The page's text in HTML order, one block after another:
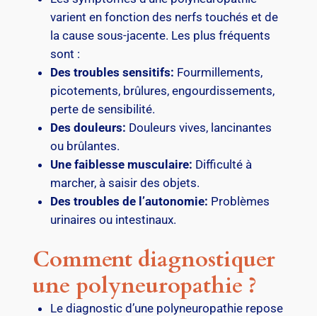
varient en fonction des nerfs touchés et de
la cause sous-jacente. Les plus fréquents
sont :
Des troubles sensitifs: Fourmillements,
picotements, brûlures, engourdissements,
perte de sensibilité.
Des douleurs: Douleurs vives, lancinantes
ou brûlantes.
Une faiblesse musculaire: Difficulté à
marcher, à saisir des objets.
Des troubles de l’autonomie: Problèmes
urinaires ou intestinaux.
Comment diagnostiquer
une polyneuropathie ?
Le diagnostic d’une polyneuropathie repose